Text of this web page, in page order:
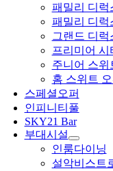
패밀리 디럭
패밀리 디럭
그랜드 디럭
프리미어
주니어 스
홈 스위트
스페셜오퍼
인피니티풀
SKY21 Bar
부대시설
인룸다이닝
설악비스트